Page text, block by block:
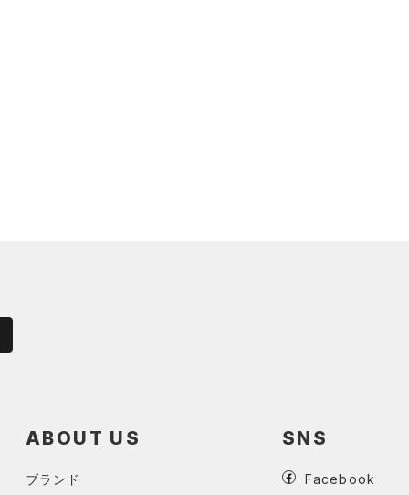
ABOUT US
ブランド
SNS
Facebook